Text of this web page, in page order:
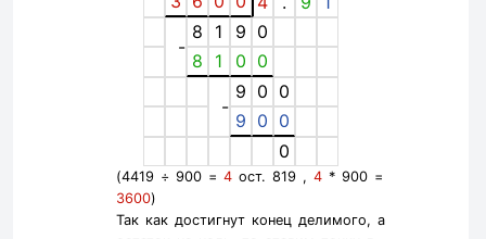
-
8 1 9 0
8
1 0 0
-
9 0 0
9 0 0
0
(4419 ÷ 900 = 4ост. 819 , 4* 900 =
3600)
Так как достигнут конец делимого, а